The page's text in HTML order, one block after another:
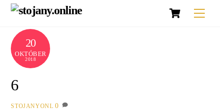
Skip
Košík
20
OKTÓBER
2018
6
STOJANYONL 0